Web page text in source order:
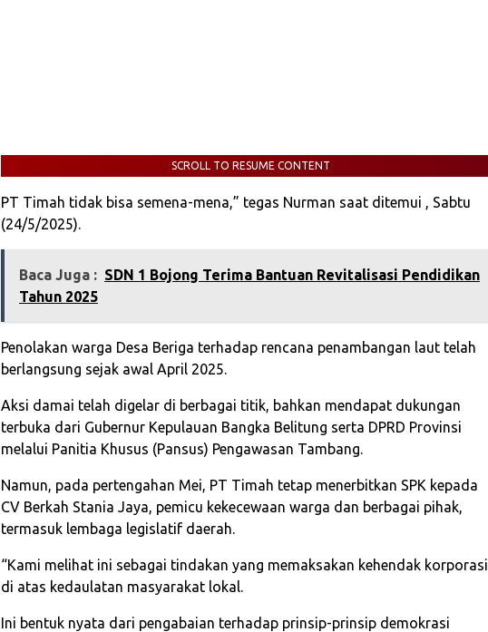
SCROLL TO RESUME CONTENT
PT Timah tidak bisa semena-mena,” tegas Nurman saat ditemui , Sabtu
(24/5/2025).
Baca Juga : SDN 1 Bojong Terima Bantuan Revitalisasi Pendidikan
Tahun 2025
Penolakan warga Desa Beriga terhadap rencana penambangan laut telah
berlangsung sejak awal April 2025.
Aksi damai telah digelar di berbagai titik, bahkan mendapat dukungan
terbuka dari Gubernur Kepulauan Bangka Belitung serta DPRD Provinsi
melalui Panitia Khusus (Pansus) Pengawasan Tambang.
Namun, pada pertengahan Mei, PT Timah tetap menerbitkan SPK kepada
CV Berkah Stania Jaya, pemicu kekecewaan warga dan berbagai pihak,
termasuk lembaga legislatif daerah.
“Kami melihat ini sebagai tindakan yang memaksakan kehendak korporasi
di atas kedaulatan masyarakat lokal.
Ini bentuk nyata dari pengabaian terhadap prinsip-prinsip demokrasi